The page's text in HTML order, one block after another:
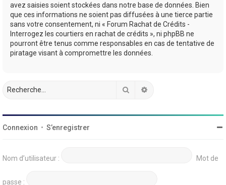
avez saisies soient stockées dans notre base de données. Bien
que ces informations ne soient pas diffusées à une tierce partie
sans votre consentement, ni « Forum Rachat de Crédits -
Interrogez les courtiers en rachat de crédits », ni phpBB ne
pourront être tenus comme responsables en cas de tentative de
piratage visant à compromettre les données.
Rechercher
Connexion • S’enregistrer
Nom d’utilisateur : Mot de
passe :